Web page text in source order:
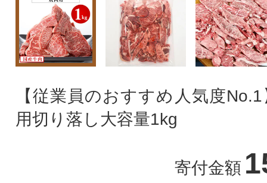
【従業員のおすすめ人気度
用切り落し大容量1kg
寄付金額